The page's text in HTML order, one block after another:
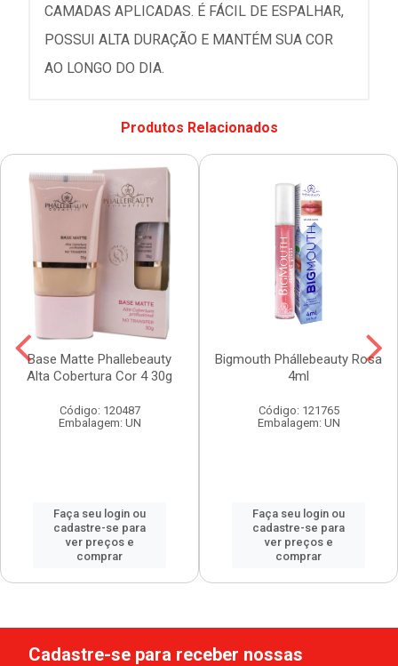
CAMADAS APLICADAS. É FÁCIL DE ESPALHAR,
POSSUI ALTA DURAÇÃO E MANTÉM SUA COR
AO LONGO DO DIA.
Produtos Relacionados
Base Matte Phallebeauty
Alta Cobertura Cor 4 30g
Código: 120487
Embalagem: UN
Faça seu login ou
cadastre-se para
ver preços e
comprar
Bigmouth Phállebeauty Rosa
4ml
Código: 121765
Embalagem: UN
Faça seu login ou
cadastre-se para
ver preços e
comprar
Cadastre-se para receber nossas